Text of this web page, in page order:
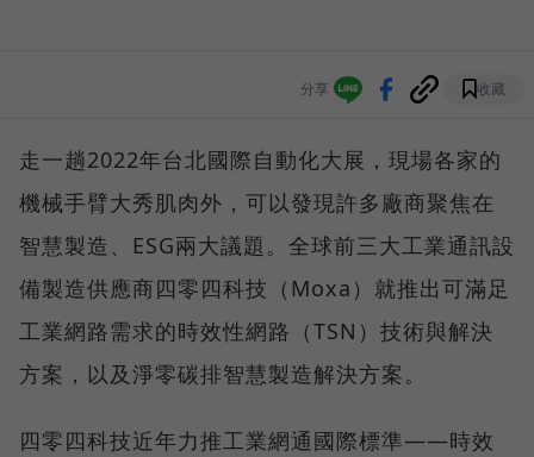
分享 收藏
走一趟2022年台北國際自動化大展，現場各家的
機械手臂大秀肌肉外，可以發現許多廠商聚焦在
智慧製造、ESG兩大議題。全球前三大工業通訊設
備製造供應商四零四科技（Moxa）就推出可滿足
工業網路需求的時效性網路（TSN）技術與解決
方案，以及淨零碳排智慧製造解決方案。
四零四科技近年力推工業網通國際標準——時效